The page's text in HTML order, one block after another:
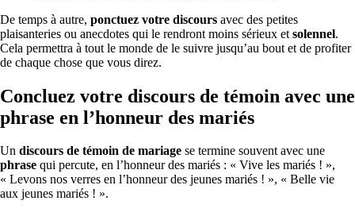
De temps à autre, ponctuez votre discours avec des petites
plaisanteries ou anecdotes qui le rendront moins sérieux et solennel.
Cela permettra à tout le monde de le suivre jusqu’au bout et de profiter
de chaque chose que vous direz.
Concluez votre discours de témoin avec une
phrase en l’honneur des mariés
Un discours de témoin de mariage se termine souvent avec une
phrase qui percute, en l’honneur des mariés : « Vive les mariés ! »,
« Levons nos verres en l’honneur des jeunes mariés ! », « Belle vie
aux jeunes mariés ! ».